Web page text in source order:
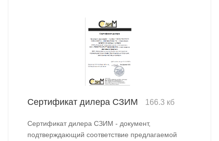
Сертификат дилера СЗИМ 166.3 кб
Сертификат дилера СЗИМ - документ,
подтверждающий соответствие предлагаемой